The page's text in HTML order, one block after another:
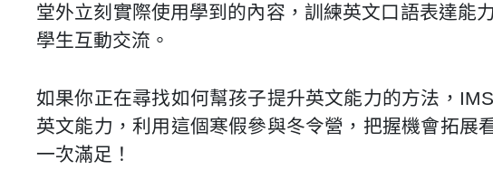
堂外立刻實際使用學到的內容，訓練英文口語表達能
學生互動交流。
如果你正在尋找如何幫孩子提升英文能力的方法，
英文能力，利用這個寒假參與冬令營，把握機會拓展
一次滿足！